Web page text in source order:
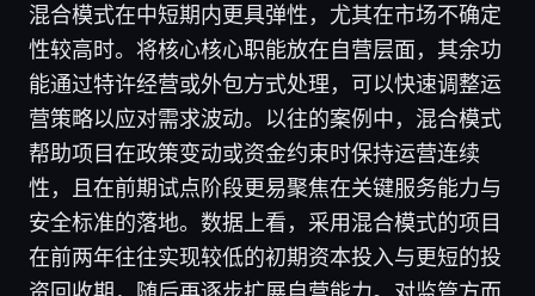
混合模式在中短期内更具弹性，尤其在市场不确定
性较高时。将核心核心职能放在自营层面，其余功
能通过特许经营或外包方式处理，可以快速调整运
营策略以应对需求波动。以往的案例中，混合模式
帮助项目在政策变动或资金约束时保持运营连续
性，且在前期试点阶段更易聚焦在关键服务能力与
安全标准的落地。数据上看，采用混合模式的项目
在前两年往往实现较低的初期资本投入与更短的投